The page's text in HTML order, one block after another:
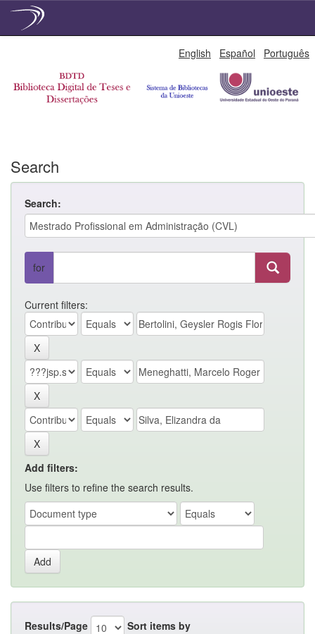
English Español Português
Search
Search:
for
Current filters:
Add filters:
Use filters to refine the search results.
Results/Page Sort items by